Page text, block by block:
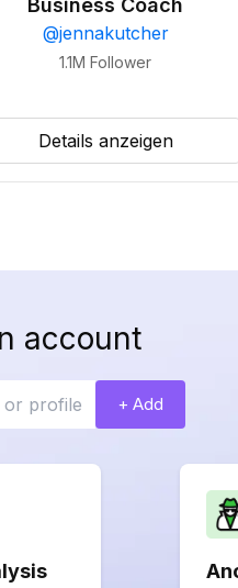
Business Coach
@jennakutcher
1.1M Follower
Details anzeigen
account
+ Add